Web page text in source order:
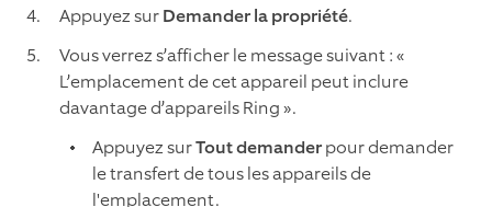
Appuyez surDemander la propriété.
Vous verrez s’afficher le message suivant : «
L’emplacement de cet appareil peut inclure
davantage d’appareils Ring ».
Appuyez surTout demanderpour demander
le transfert de tous les appareils de
l'emplacement.